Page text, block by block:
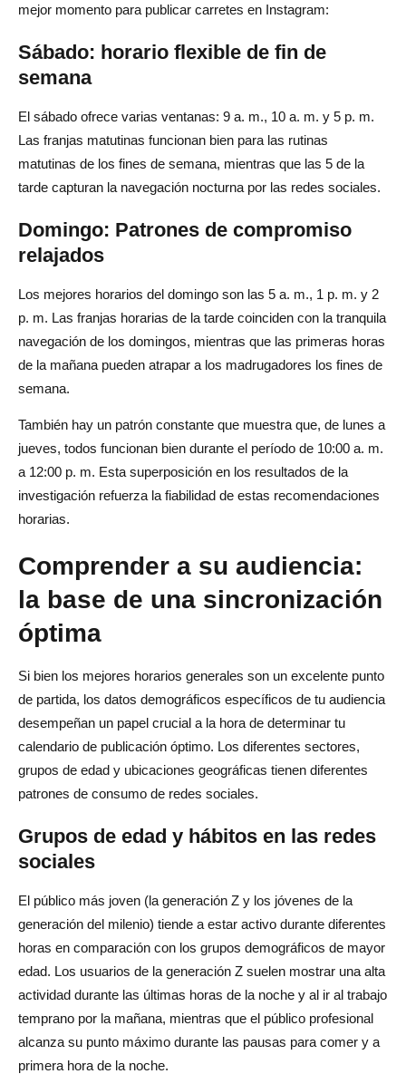
mejor momento para publicar carretes en Instagram:
Sábado: horario flexible de fin de
semana
El sábado ofrece varias ventanas: 9 a. m., 10 a. m. y 5 p. m.
Las franjas matutinas funcionan bien para las rutinas
matutinas de los fines de semana, mientras que las 5 de la
tarde capturan la navegación nocturna por las redes sociales.
Domingo: Patrones de compromiso
relajados
Los mejores horarios del domingo son las 5 a. m., 1 p. m. y 2
p. m. Las franjas horarias de la tarde coinciden con la tranquila
navegación de los domingos, mientras que las primeras horas
de la mañana pueden atrapar a los madrugadores los fines de
semana.
También hay un patrón constante que muestra que, de lunes a
jueves, todos funcionan bien durante el período de 10:00 a. m.
a 12:00 p. m. Esta superposición en los resultados de la
investigación refuerza la fiabilidad de estas recomendaciones
horarias.
Comprender a su audiencia:
la base de una sincronización
óptima
Si bien los mejores horarios generales son un excelente punto
de partida, los datos demográficos específicos de tu audiencia
desempeñan un papel crucial a la hora de determinar tu
calendario de publicación óptimo. Los diferentes sectores,
grupos de edad y ubicaciones geográficas tienen diferentes
patrones de consumo de redes sociales.
Grupos de edad y hábitos en las redes
sociales
El público más joven (la generación Z y los jóvenes de la
generación del milenio) tiende a estar activo durante diferentes
horas en comparación con los grupos demográficos de mayor
edad. Los usuarios de la generación Z suelen mostrar una alta
actividad durante las últimas horas de la noche y al ir al trabajo
temprano por la mañana, mientras que el público profesional
alcanza su punto máximo durante las pausas para comer y a
primera hora de la noche.